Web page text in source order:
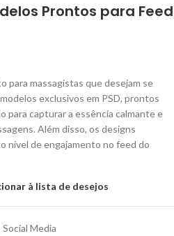
Prontos para Feed
para massagistas que desejam se
exclusivos em PSD, prontos
para capturar a essência calmante e
Além disso, os designs
nível de engajamento no feed do
à lista de desejos
Social Media